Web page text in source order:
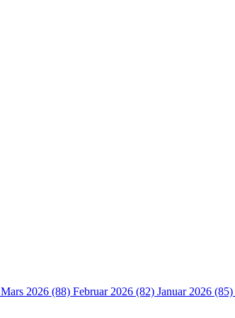
Mars 2026 (88) Februar 2026 (82) Januar 2026 (85)